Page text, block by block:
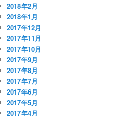
2018年2月
2018年1月
2017年12月
2017年11月
2017年10月
2017年9月
2017年8月
2017年7月
2017年6月
2017年5月
2017年4月